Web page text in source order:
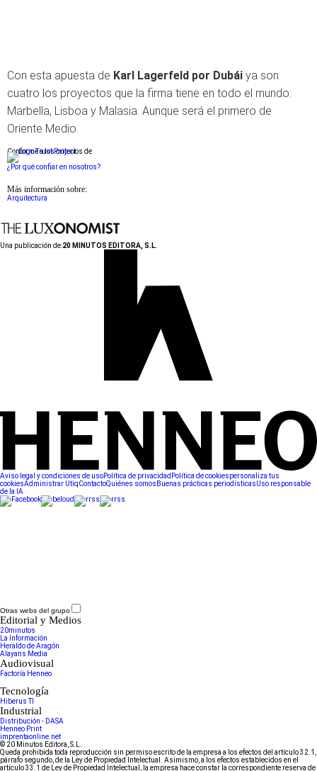
Con esta apuesta de Karl Lagerfeld por Dubái ya son
cuatro los proyectos que la firma tiene en todo el mundo:
Marbella, Lisboa y Malasia. Aunque será el primero de
Oriente Medio.
Conforme a los criterios de
¿Por qué confiar en nosotros?
Más información sobre:
Arquitectura
Una publicación de:20 MINUTOS EDITORA, S.L.
Aviso legal y condiciones de usoPolítica de privacidad Política de cookiespersonaliza tus
cookiesAdministrar UtiqContactoQuiénes somos Buenas prácticas periodísticasUso responsable
de la IA
Otras webs del grupo
Editorial y Medios
20minutos
La Información
Heraldo de Aragón
Alayans Media
Audiovisual
Factoría Henneo
Tecnología
Hiberus TI
Industrial
Distribución - DASA
Henneo Print
imprentaonline.net
© 20 Minutos Editora, S.L.
Queda prohibida toda reproducción sin permiso escrito de la empresa a los efectos del artículo 32.1,
párrafo segundo, de la Ley de Propiedad Intelectual. Asimismo, a los efectos establecidos en el
artículo 33.1 de Ley de Propiedad Intelectual, la empresa hace constar la correspondiente reserva de